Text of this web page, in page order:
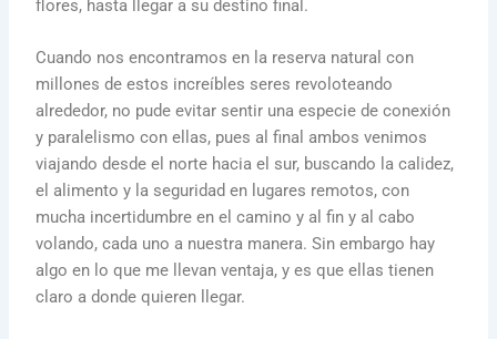
flores, hasta llegar a su destino final.
Cuando nos encontramos en la reserva natural con
millones de estos increíbles seres revoloteando
alrededor, no pude evitar sentir una especie de conexión
y paralelismo con ellas, pues al final ambos venimos
viajando desde el norte hacia el sur, buscando la calidez,
el alimento y la seguridad en lugares remotos, con
mucha incertidumbre en el camino y al fin y al cabo
volando, cada uno a nuestra manera. Sin embargo hay
algo en lo que me llevan ventaja, y es que ellas tienen
claro a donde quieren llegar.